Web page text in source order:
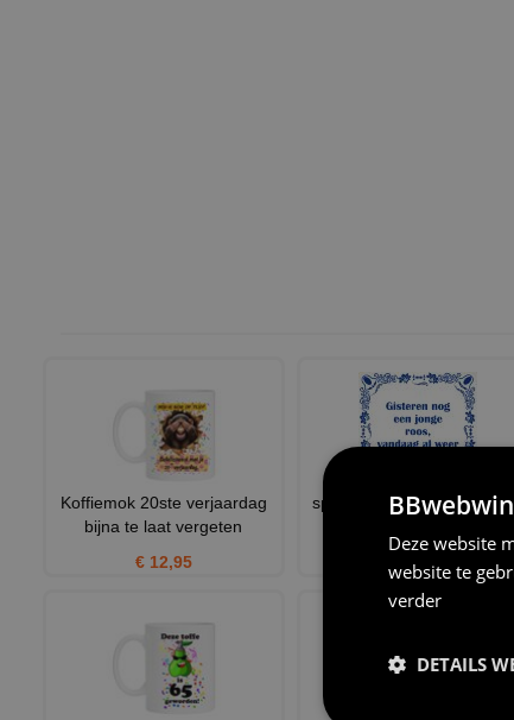
Koffiemok 20ste verjaardag
bijna te laat vergeten
€ 12,95
spreukentegel Gisteren
€ 11,95
Deze website
website te
verder
DETAILS